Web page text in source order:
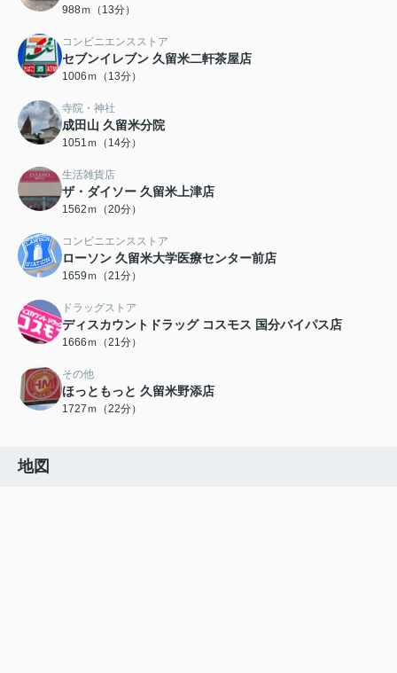
988ｍ（13分）
コンビニエンスストア
セブンイレブン 久留米二軒茶屋店
1006ｍ（13分）
寺院・神社
成田山 久留米分院
1051ｍ（14分）
生活雑貨店
ザ・ダイソー 久留米上津店
1562ｍ（20分）
コンビニエンスストア
ローソン 久留米大学医療センター前店
1659ｍ（21分）
ドラッグストア
ディスカウントドラッグ コスモス 国分バイパス店
1666ｍ（21分）
その他
ほっともっと 久留米野添店
1727ｍ（22分）
地図